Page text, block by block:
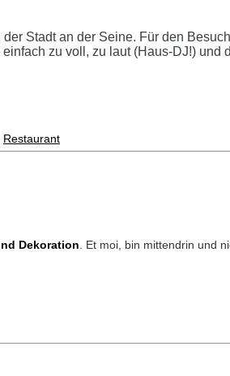
Stadt an der Seine. Für den
zu voll, zu laut (Haus-DJ!) und
Restaurant
Dekoration . Et moi, bin mittendrin und